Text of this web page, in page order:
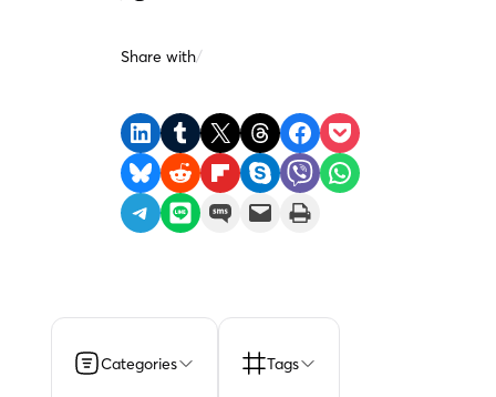
Share with/
Share on LinkedIn
Share on Tumblr
Share on X Share on Threads
Share on Facebook
Share on Pocket
Share on Bluesky
Share on RedditShare on Flipboard
Share on SkypeShare on ViberShare on WhatsApp
Share on Telegram
Share on LINEShare on SMSEmail this PagePrint this Page
Categories Tags